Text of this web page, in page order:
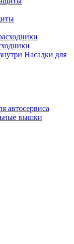
Насадки для
автосервиса
вышки